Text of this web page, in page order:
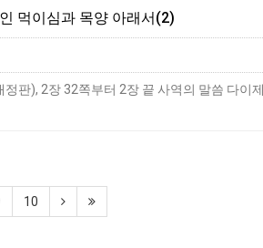
먹이심과 목양 아래서(2)
판), 2장 32쪽부터 2장 끝 사역의 말씀 다이
10